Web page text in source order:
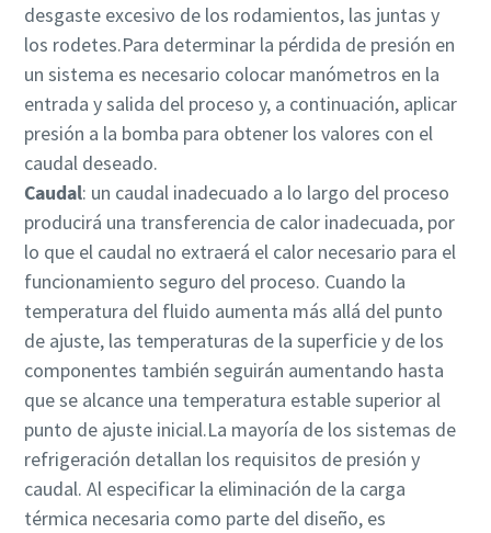
desgaste excesivo de los rodamientos, las juntas y
los rodetes.Para determinar la pérdida de presión en
un sistema es necesario colocar manómetros en la
entrada y salida del proceso y, a continuación, aplicar
presión a la bomba para obtener los valores con el
caudal deseado.
Caudal: un caudal inadecuado a lo largo del proceso
producirá una transferencia de calor inadecuada, por
lo que el caudal no extraerá el calor necesario para el
funcionamiento seguro del proceso. Cuando la
temperatura del fluido aumenta más allá del punto
de ajuste, las temperaturas de la superficie y de los
componentes también seguirán aumentando hasta
que se alcance una temperatura estable superior al
punto de ajuste inicial.La mayoría de los sistemas de
refrigeración detallan los requisitos de presión y
caudal. Al especificar la eliminación de la carga
térmica necesaria como parte del diseño, es